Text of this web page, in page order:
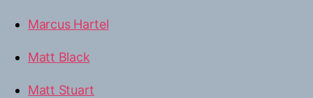
Marcus Hartel
Matt Black
Matt Stuart